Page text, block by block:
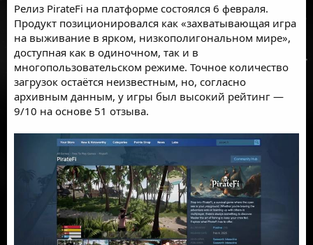
Релиз PirateFi на платформе состоялся 6 февраля.
Продукт позиционировался как «захватывающая игра
на выживание в ярком, низкополигональном мире»,
доступная как в одиночном, так и в
многопользовательском режиме. Точное количество
загрузок остаётся неизвестным, но, согласно
архивным данным, у игры был высокий рейтинг —
9/10 на основе 51 отзыва.